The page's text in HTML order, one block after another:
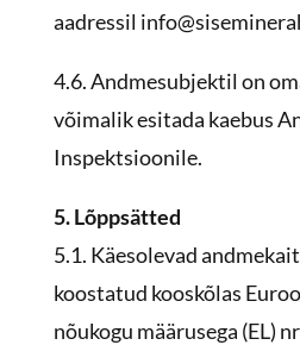
aadressil
4.6. Andmesubjektil on
võimalik esitada kaebus
Inspektsioonile.
5. Lõppsätted
5.1. Käesolevad
koostatud kooskõlas
nõukogu määrusega (EL)